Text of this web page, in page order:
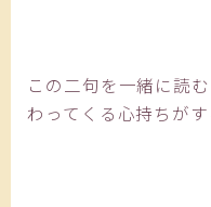
この二句を一緒に読
わってくる心持ちがす